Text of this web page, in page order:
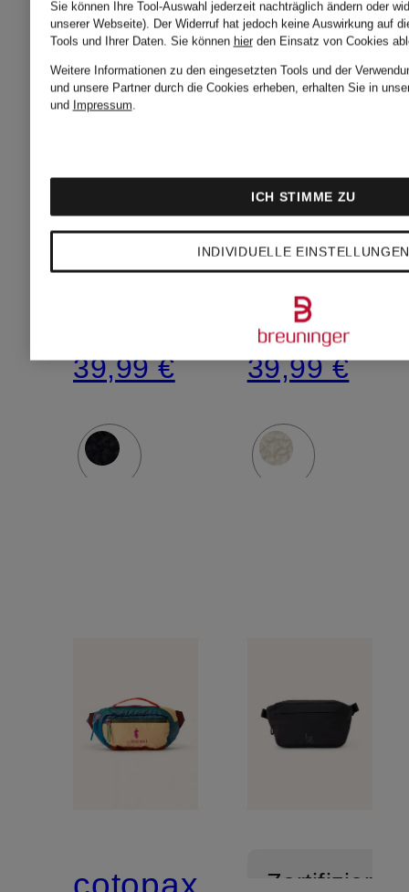
mit
Teddyfell
UNISEX
29,99 €
Bestpreis:
25,49 €
Ursprünglich:
39,99 €
mit
Teddyfell
UNISEX
29,99 €
Bestpreis:
25,49 €
39,99 €
Zertifiziert
Sie können Ihre Tool-Auswahl jederzeit nachträglich ändern oder
unserer Webseite). Der Widerruf hat jedoch keine Auswirkung auf
Tools und Ihrer Daten. Sie können hierden Einsatz von Cookies
Weitere Informationen zu den eingesetzten Tools und der
und unsere Partner durch die Cookies erheben, erhalten Sie in
und Impressum.
INDIVIDUELLE
ICH STIMME ZU